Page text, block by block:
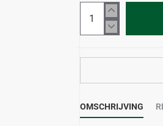
OMSCHRIJVING